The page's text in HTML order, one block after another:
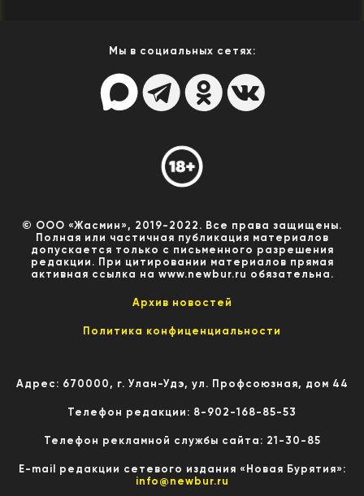
Мы в социальных сетях:
© ООО «Жасмин», 2019-2022. Все права защищены.
Полная или частичная публикация материалов
допускается только с письменного разрешения
редакции. При цитировании материалов прямая
активная ссылка на www.newbur.ru обязательна.
Архив новостей
Политика конфиценциальности
Адрес: 670000, г. Улан-Удэ, ул. Профсоюзная, дом 44
Телефон редакции: 8-902-168-85-53
Телефон рекламной службы сайта: 21-30-85
E-mail редакции сетевого издания «Новая Бурятия»:
info@newbur.ru